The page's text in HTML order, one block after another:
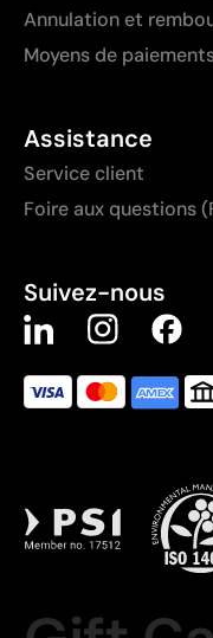
Annulation et
Moyens de
Assistance
Service client
Foire aux questions
Suivez-nous